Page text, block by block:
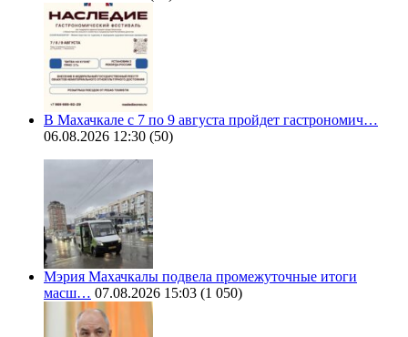
В Махачкале с 7 по 9 августа пройдет гастрономич…
06.08.2026 12:30 (50)
Мэрия Махачкалы подвела промежуточные итоги
масш… 07.08.2026 15:03 (1 050)